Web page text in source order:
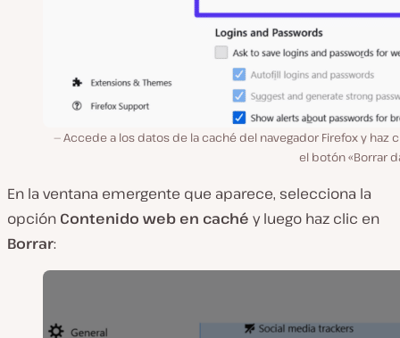
Accede a los datos de la caché del navegador Firefox y haz
el botón «Borrar
En la ventana emergente que aparece, selecciona la
opción Contenido web en caché y luego haz clic en
Borrar: